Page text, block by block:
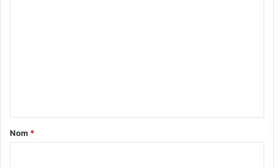
a
Nom *